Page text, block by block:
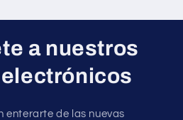
a nuestros
enterarte de las nuevas